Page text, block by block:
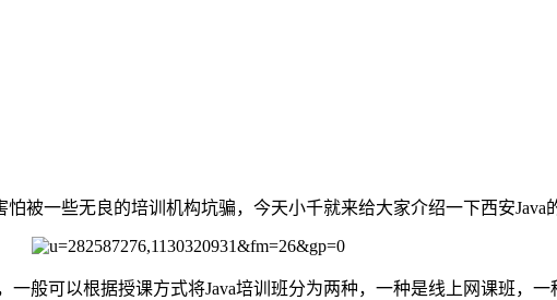
一些无良的培训机构坑骗，今天小千就来给大家介绍一下西安Java
可以根据授课方式将Java培训班分为两种，一种是线上网课班，一